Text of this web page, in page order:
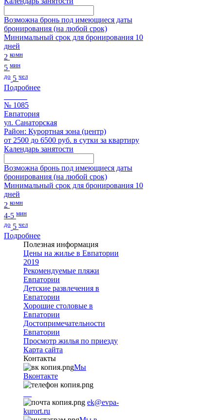
Возможна бронь под имеющиеся даты
бронирования (на любой срок)
Минимальный срок для бронирования 10
дней
2 комн
5 мин
до 5 чел
Подробнее
№ 1085
Евпатория
ул. Санаторская
Район: Курортная зона (центр)
от 2500 до 6500 руб. в сутки за квартиру
Календарь занятости
Возможна бронь под имеющиеся даты
бронирования (на любой срок)
Минимальный срок для бронирования 10
дней
2 комн
4-5 мин
до 5 чел
Подробнее
Полезная информация
Цены на жилье в Евпатории
2019
Рекомендуемые пляжи
Евпатории
Детские развлечения в
Евпатории
Хорошие столовые в
Евпатории
Достопримечательности
Евпатории
Просмотр жилья по приезду
Карта сайта
Контакты
Мы
Вконтакте
ek@evpa-
kurort.ru